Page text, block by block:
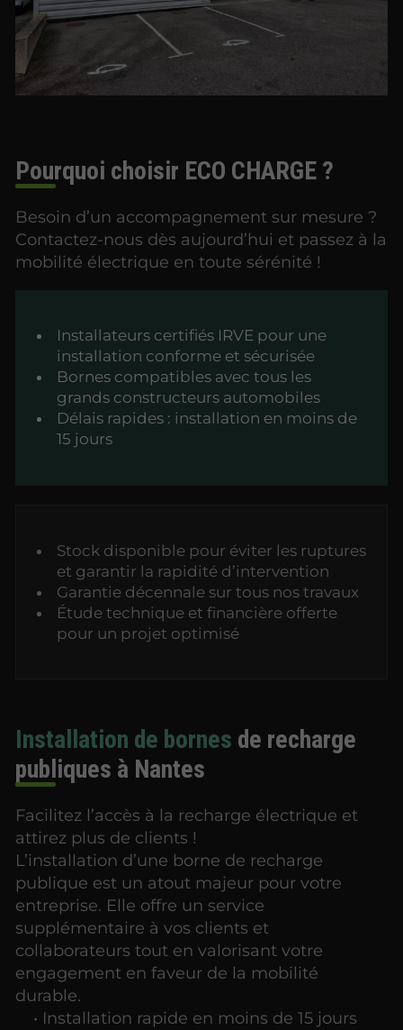
Pourquoi choisir ECO CHARGE ?
Besoin d’un accompagnement sur mesure ?
Contactez-nous dès aujourd’hui et passez à la
mobilité électrique en toute sérénité !
Installateurs certifiés IRVE pour une
installation conforme et sécurisée
Bornes compatibles avec tous les
grands constructeurs automobiles
Délais rapides : installation en moins de
15 jours
Stock disponible pour éviter les ruptures
et garantir la rapidité d’intervention
Garantie décennale sur tous nos travaux
Étude technique et financière offerte
pour un projet optimisé
Installation de bornes de recharge
publiques à Nantes
Facilitez l’accès à la recharge électrique et
attirez plus de clients !
L’installation d’une borne de recharge
publique est un atout majeur pour votre
entreprise. Elle offre un service
supplémentaire à vos clients et
collaborateurs tout en valorisant votre
engagement en faveur de la mobilité
durable.
• Installation rapide en moins de 15 jours